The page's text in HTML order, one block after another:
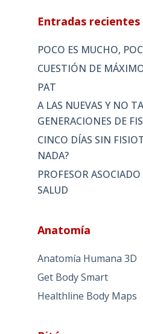
Entradas recientes
POCO ES MUCHO,
CUESTIÓN DE
PAT
A LAS NUEVAS Y NO
GENERACIONES DE
CINCO DÍAS SIN
NADA?
PROFESOR
SALUD
Anatomía
Anatomía Humana 3D
Get Body Smart
Healthline Body Maps